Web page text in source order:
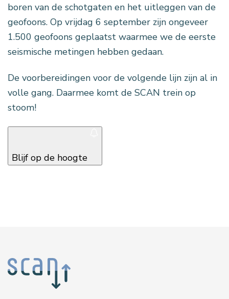
boren van de schotgaten en het uitleggen van de
geofoons. Op vrijdag 6 september zijn ongeveer
1.500 geofoons geplaatst waarmee we de eerste
seismische metingen hebben gedaan.
De voorbereidingen voor de volgende lijn zijn al in
volle gang. Daarmee komt de SCAN trein op
stoom!
Blijf op de hoogte